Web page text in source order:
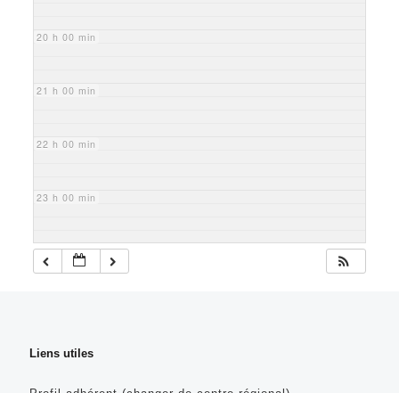
20 h 00 min
21 h 00 min
22 h 00 min
23 h 00 min
Liens utiles